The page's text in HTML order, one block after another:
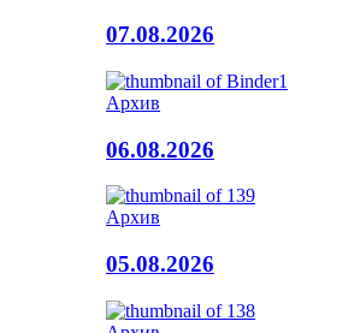
07.08.2026
Архив
06.08.2026
Архив
05.08.2026